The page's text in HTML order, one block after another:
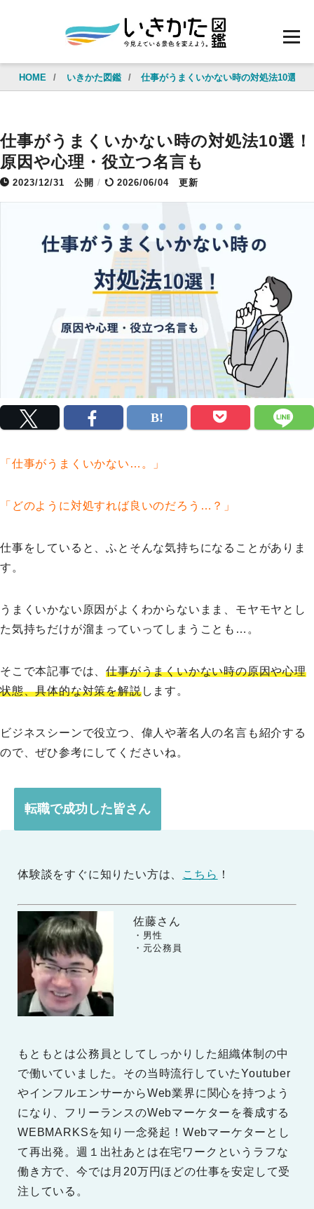
HOME / いきかた図鑑 / 仕事がうまくいかない時の対処法10選！
仕事がうまくいかない時の対処法10選！
原因や心理・役立つ名言も
2023/12/31 公開 / 2026/06/04 更新
「仕事がうまくいかない…。」
「どのように対処すれば良いのだろう…？」
仕事をしていると、ふとそんな気持ちになることがありま
す。
うまくいかない原因がよくわからないまま、モヤモヤとし
た気持ちだけが溜まっていってしまうことも…。
そこで本記事では、仕事がうまくいかない時の原因や心理
状態、具体的な対策を解説します。
ビジネスシーンで役立つ、偉人や著名人の名言も紹介する
ので、ぜひ参考にしてくださいね。
転職で成功した皆さん
体験談をすぐに知りたい方は、 こちら ！
佐藤さん
・男性
・元公務員
もともとは公務員としてしっかりした組織体制の中
で働いていました。その当時流行していたYoutuber
やインフルエンサーからWeb業界に関心を持つよう
になり、フリーランスのWebマーケターを養成する
WEBMARKSを知り一念発起！Webマーケターとし
て再出発。週１出社あとは在宅ワークというラフな
働き方で、今では月20万円ほどの仕事を安定して受
注している。